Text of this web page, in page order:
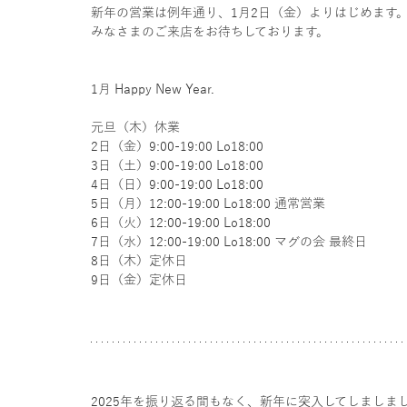
新年の営業は例年通り、1月2日（金）よりはじめます。
みなさまのご来店をお待ちしております。
1月 Happy New Year.
元旦（木）休業
2日（金）9:00-19:00 Lo18:00
3日（土）9:00-19:00 Lo18:00
4日（日）9:00-19:00 Lo18:00
5日（月）12:00-19:00 Lo18:00 通常営業
6日（火）12:00-19:00 Lo18:00
7日（水）12:00-19:00 Lo18:00 マグの会 最終日
8日（木）定休日
9日（金）定休日
2025年を振り返る間もなく、新年に突入してしましま